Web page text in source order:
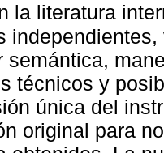
la literatura
semántica,
técnicos y
única del
original para